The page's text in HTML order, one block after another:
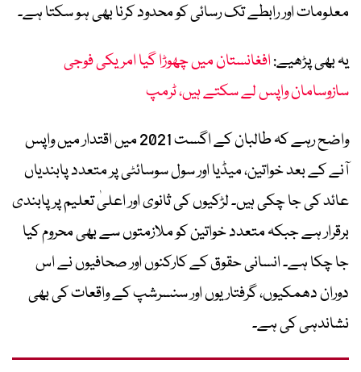
معلومات اور رابطے تک رسائی کو محدود کرنا بھی ہو سکتا ہے۔
یہ بھی پڑھیے:افغانستان میں چھوڑا گیا امریکی فوجی
سازوسامان واپس لے سکتے ہیں، ٹرمپ
واضح رہے کہ طالبان کے اگست 2021 میں اقتدار میں واپس
آنے کے بعد خواتین، میڈیا اور سول سوسائٹی پر متعدد پابندیاں
عائد کی جا چکی ہیں۔ لڑکیوں کی ثانوی اور اعلیٰ تعلیم پر پابندی
برقرار ہے جبکہ متعدد خواتین کو ملازمتوں سے بھی محروم کیا
جا چکا ہے۔ انسانی حقوق کے کارکنوں اور صحافیوں نے اس
دوران دھمکیوں، گرفتاریوں اور سنسرشپ کے واقعات کی بھی
نشاندہی کی ہے۔